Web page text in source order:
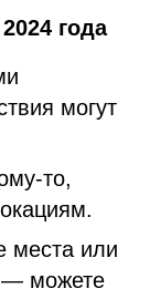
года
могут
то,
места или
— можете